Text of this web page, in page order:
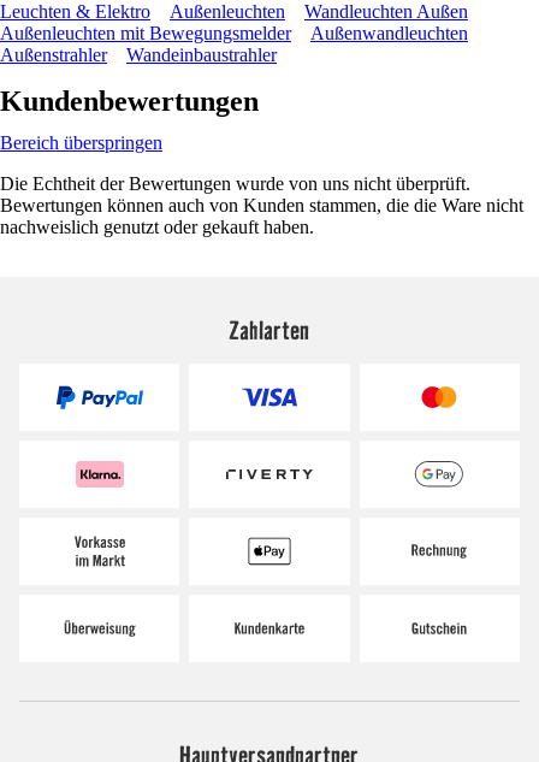
Leuchten & Elektro Außenleuchten
Wandleuchten Außen
Außenleuchten mit Bewegungsmelder
Außenwandleuchten
Außenstrahler
Wandeinbaustrahler
Kundenbewertungen
Bereich überspringen
Die Echtheit der Bewertungen wurde von uns nicht überprüft.
Bewertungen können auch von Kunden stammen, die die Ware nicht
nachweislich genutzt oder gekauft haben.
Zahlarten
Hauptversandpartner